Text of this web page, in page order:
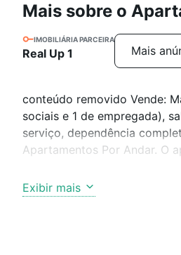
Mais sobre o
IMOBILIÁRIA PARCEIRA
Real Up 1 Mais
conteúdo removido Vende:
sociais e 1 de empregada),
serviço, dependência
Apartamentos Por Andar. O
Mais sobre Flamengo - O
para piquenique, concertos
Exibir mais